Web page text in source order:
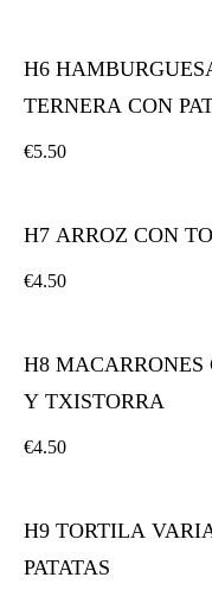
H6
TERNERA CON
€5.50
H7 ARROZ CON
€4.50
H8 MACARRONES
Y TXISTORRA
€4.50
H9 TORTILA
PATATAS